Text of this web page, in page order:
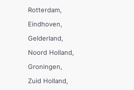
Rotterdam
Eindhoven
Gelderland
Noord Holland
Groningen
Zuid Holland